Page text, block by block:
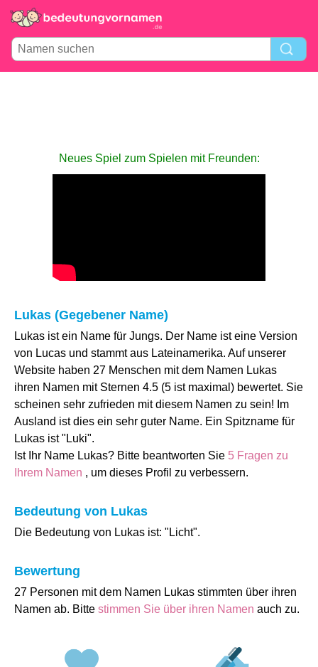
Neues Spiel zum Spielen mit Freunden:
Lukas (Gegebener Name)
Lukas ist ein Name für Jungs. Der Name ist eine Version
von Lucas und stammt aus Lateinamerika. Auf unserer
Website haben 27 Menschen mit dem Namen Lukas
ihren Namen mit Sternen 4.5 (5 ist maximal) bewertet. Sie
scheinen sehr zufrieden mit diesem Namen zu sein! Im
Ausland ist dies ein sehr guter Name. Ein Spitzname für
Lukas ist "Luki".
Ist Ihr Name Lukas? Bitte beantworten Sie 5 Fragen zu
Ihrem Namen , um dieses Profil zu verbessern.
Bedeutung von Lukas
Die Bedeutung von Lukas ist: "Licht".
Bewertung
27 Personen mit dem Namen Lukas stimmten über ihren
Namen ab. Bitte stimmen Sie über ihren Namen auch zu.